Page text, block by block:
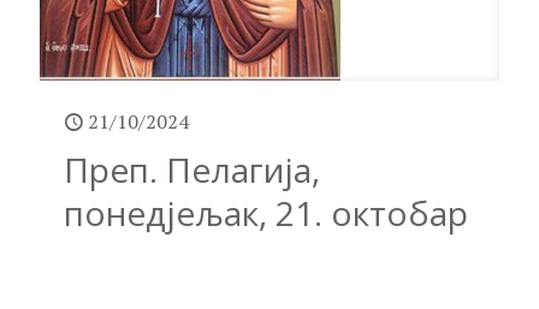
21/10/2024
Преп. Пелагија,
понедјељак, 21. октобар